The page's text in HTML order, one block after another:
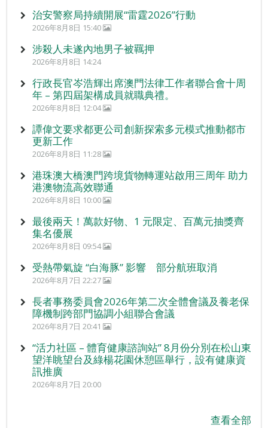
治安警察局持續開展“雷霆2026”行動
2026年8月8日 15:40
涉殺人未遂內地男子被羈押
2026年8月8日 14:24
行政長官岑浩輝出席澳門法律工作者聯合會十周
年 – 第四屆架構成員就職典禮。
2026年8月8日 12:04
譚偉文要求都更公司創新探索多元模式推動都市
更新工作
2026年8月8日 11:28
港珠澳大橋澳門跨境貨物轉運站啟用三周年 助力
港澳物流高效聯通
2026年8月8日 10:00
最後兩天！萬款好物、1 元限定、百萬元抽獎齊
集名優展
2026年8月8日 09:54
受熱帶氣旋 “白海豚” 影響 部分航班取消
2026年8月7日 22:27
長者事務委員會2026年第二次全體會議及養老保
障機制跨部門協調小組聯合會議
2026年8月7日 20:41
“活力社區 – 體育健康諮詢站” 8月份分別在松山東
望洋眺望台及綠楊花園休憩區舉行，設有健康資
訊推廣
2026年8月7日 20:00
查看全部